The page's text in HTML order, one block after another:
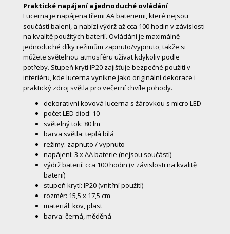
Praktické napájení a jednoduché ovládání
Lucerna je napájena třemi AA bateriemi, které nejsou
součástí balení, a nabízí výdrž až cca 100 hodin v závislosti
na kvalitě použitých baterií. Ovládání je maximálně
jednoduché díky režimům zapnuto/vypnuto, takže si
můžete světelnou atmosféru užívat kdykoliv podle
potřeby. Stupeň krytí IP20 zajišťuje bezpečné použití v
interiéru, kde lucerna vynikne jako originální dekorace i
praktický zdroj světla pro večerní chvíle pohody.
dekorativní kovová lucerna s žárovkou s micro LED
počet LED diod: 10
světelný tok: 80 lm
barva světla: teplá bílá
režimy: zapnuto / vypnuto
napájení: 3 x AA baterie (nejsou součástí)
výdrž baterií: cca 100 hodin (v závislosti na kvalitě
baterií)
stupeň krytí: IP20 (vnitřní použití)
rozměr: 15,5 x 17,5 cm
materiál: kov, plast
barva: černá, měděná